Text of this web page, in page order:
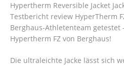
Hypertherm Reversible Jacket
Testbericht review HyperTherm
Berghaus-Athletenteam getestet
Hypertherm FZ von Berghaus!
Die ultraleichte Jacke lässt sich